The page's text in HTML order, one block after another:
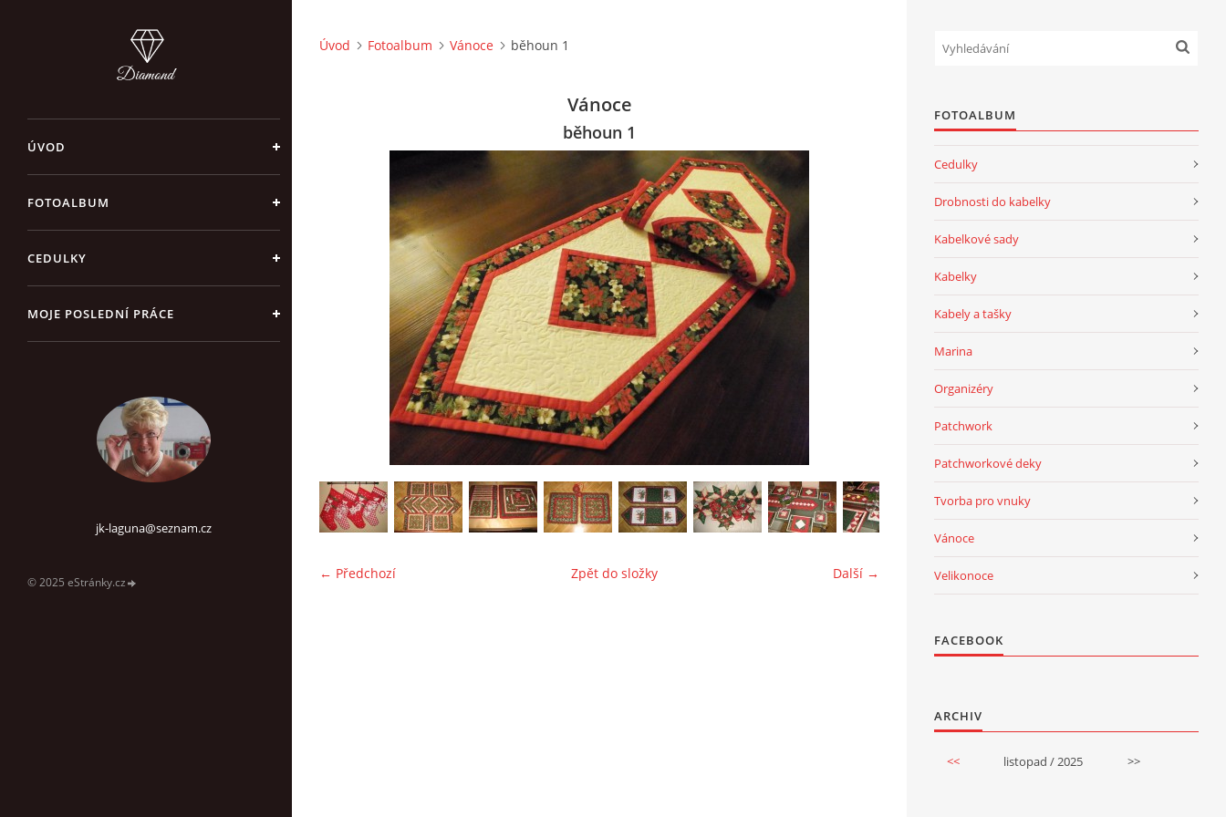
ÚVOD
FOTOALBUM
CEDULKY
MOJE POSLEDNÍ PRÁCE
jk-laguna@seznam.cz
© 2025 eStránky.cz
Úvod Fotoalbum Vánoce běhoun 1
Vánoce
běhoun 1
← Předchozí Další →
Zpět do složky
FOTOALBUM
Cedulky
Drobnosti do kabelky
Kabelkové sady
Kabelky
Kabely a tašky
Marina
Organizéry
Patchwork
Patchworkové deky
Tvorba pro vnuky
Vánoce
Velikonoce
FACEBOOK
ARCHIV
<< listopad / 2025 >>